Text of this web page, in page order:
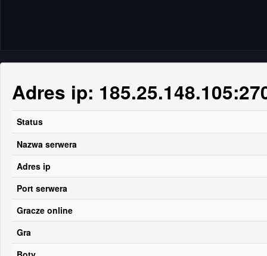
Adres ip:
Status
Nazwa serwera
Adres ip
Port serwera
Gracze online
Gra